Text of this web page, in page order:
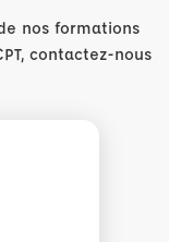
nos formations
contactez-nous